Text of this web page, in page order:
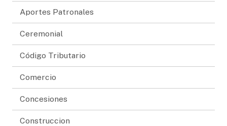
Aportes Patronales
Ceremonial
Código Tributario
Comercio
Concesiones
Construccion